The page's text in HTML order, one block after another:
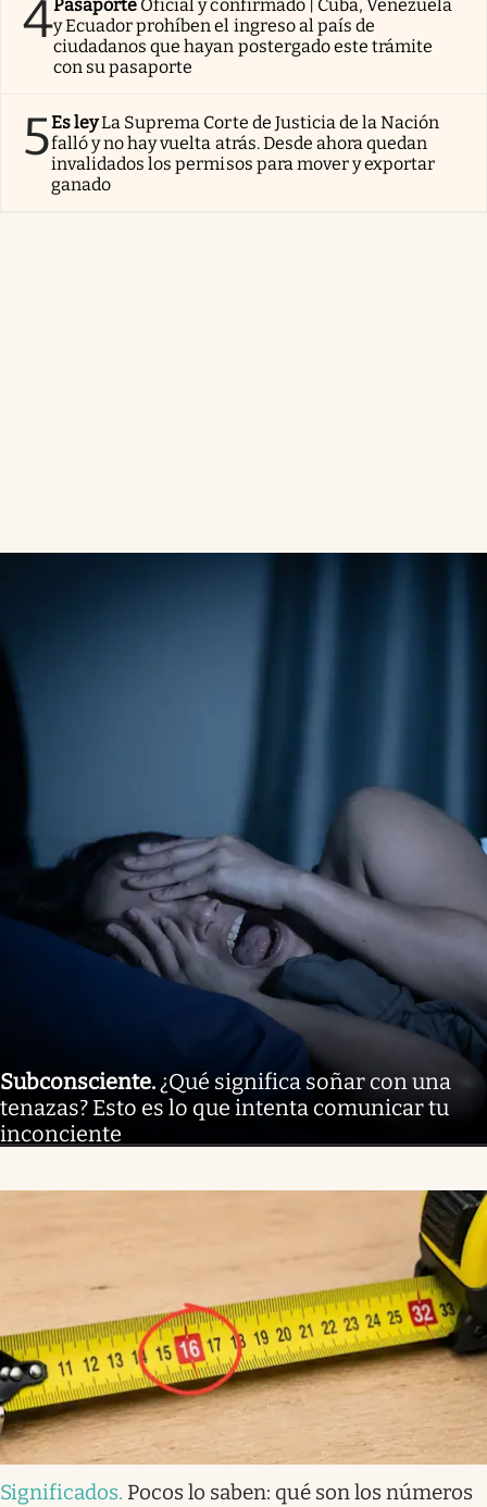
4Pasaporte Oficial y confirmado | Cuba, Venezuela
y Ecuador prohíben el ingreso al país de
ciudadanos que hayan postergado este trámite
con su pasaporte
5Es leyLa Suprema Corte de Justicia de la Nación
falló y no hay vuelta atrás. Desde ahora quedan
invalidados los permisos para mover y exportar
ganado
Subconsciente. ¿Qué significa soñar con una
tenazas? Esto es lo que intenta comunicar tu
inconciente
Significados. Pocos lo saben: qué son los números